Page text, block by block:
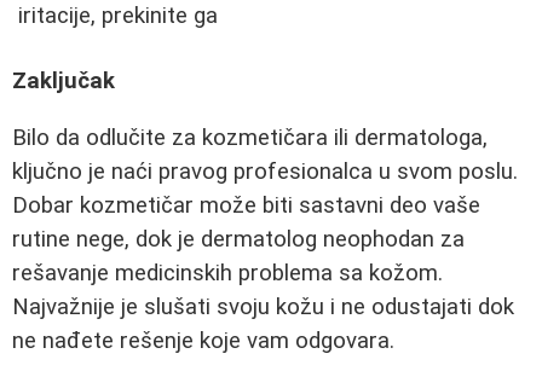
iritacije, prekinite ga
Zaključak
Bilo da odlučite za kozmetičara ili dermatologa,
ključno je naći pravog profesionalca u svom poslu.
Dobar kozmetičar može biti sastavni deo vaše
rutine nege, dok je dermatolog neophodan za
rešavanje medicinskih problema sa kožom.
Najvažnije je slušati svoju kožu i ne odustajati dok
ne nađete rešenje koje vam odgovara.